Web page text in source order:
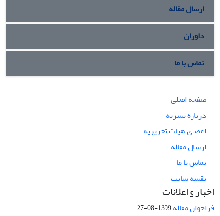
ارسال مقاله
داوران
تماس با ما
صفحه اصلی
درباره نشریه
اعضای هیات تحریریه
ارسال مقاله
تماس با ما
نقشه سایت
اخبار و اعلانات
فراخوان مقاله1399-08-27